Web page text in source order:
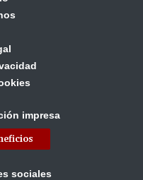
impresa
sociales